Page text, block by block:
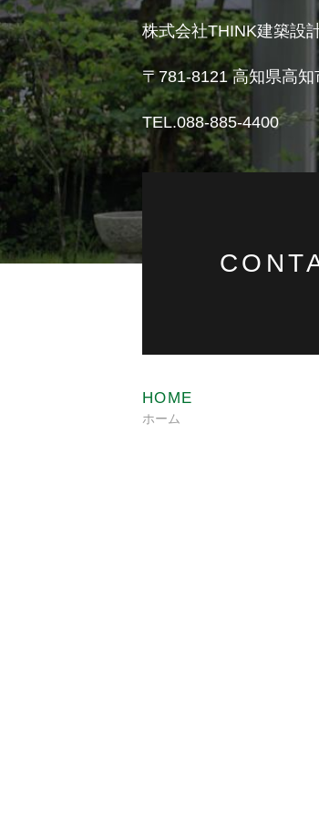
株式会社THINK建築設
〒781-8121高知県高
TEL.088-885-4400
HOME
ホーム